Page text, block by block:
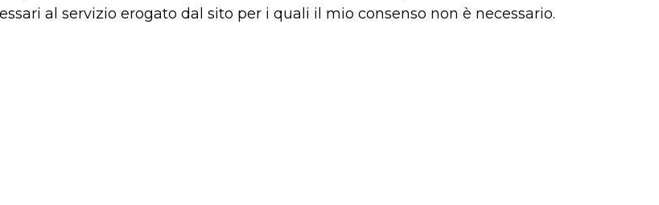
al servizio erogato dal sito per i quali il mio consenso non è necessario.